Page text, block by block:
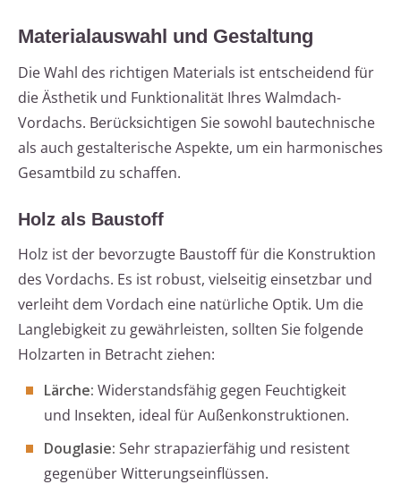
Materialauswahl und Gestaltung
Die Wahl des richtigen Materials ist entscheidend für
die Ästhetik und Funktionalität Ihres Walmdach-
Vordachs. Berücksichtigen Sie sowohl bautechnische
als auch gestalterische Aspekte, um ein harmonisches
Gesamtbild zu schaffen.
Holz als Baustoff
Holz ist der bevorzugte Baustoff für die Konstruktion
des Vordachs. Es ist robust, vielseitig einsetzbar und
verleiht dem Vordach eine natürliche Optik. Um die
Langlebigkeit zu gewährleisten, sollten Sie folgende
Holzarten in Betracht ziehen:
Lärche: Widerstandsfähig gegen Feuchtigkeit
und Insekten, ideal für Außenkonstruktionen.
Douglasie: Sehr strapazierfähig und resistent
gegenüber Witterungseinflüssen.